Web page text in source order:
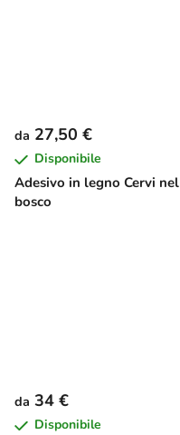
Adesivo in legno Cervi nel
bosco
da 27,50 €
Disponibile
da 34 €
Disponibile